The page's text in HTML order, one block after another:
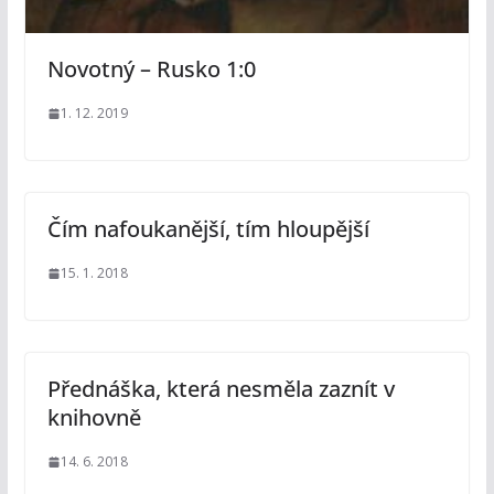
Novotný – Rusko 1:0
1. 12. 2019
Čím nafoukanější, tím hloupější
15. 1. 2018
Přednáška, která nesměla zaznít v
knihovně
14. 6. 2018